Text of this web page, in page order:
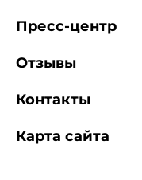
Пресс-центр
Отзывы
Контакты
Карта сайта